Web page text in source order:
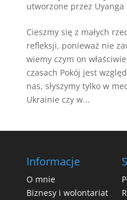
utworzone przez Uyanga
Cieszmy się z małych
refleksji, ponieważ nie
wiemy czym on
czasach Pokój jest
nas, słyszymy tylko w
Ukrainie czy w...
Informacje
O mnie
Biznesy i wolontariat